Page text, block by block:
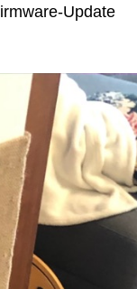
Update